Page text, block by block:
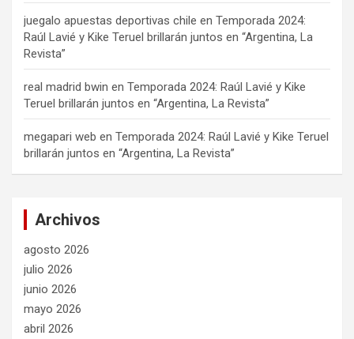
juegalo apuestas deportivas chile en Temporada 2024:
Raúl Lavié y Kike Teruel brillarán juntos en “Argentina, La
Revista”
real madrid bwin en Temporada 2024: Raúl Lavié y Kike
Teruel brillarán juntos en “Argentina, La Revista”
megapari web en Temporada 2024: Raúl Lavié y Kike Teruel
brillarán juntos en “Argentina, La Revista”
Archivos
agosto 2026
julio 2026
junio 2026
mayo 2026
abril 2026